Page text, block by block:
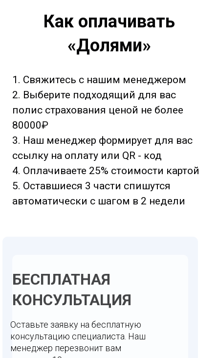
Как оплачивать
«Долями»
1. Свяжитесь с нашим менеджером
2. Выберите подходящий для вас
полис страхования ценой не более
80000₽
3. Наш менеджер формирует для вас
ссылку на оплату или QR - код
4. Оплачиваете 25% стоимости картой
5. Оставшиеся 3 части спишутся
автоматически с шагом в 2 недели
Оставьте заявку на бесплатную
консультацию специалиста. Наш
менеджер перезвонит вам
БЕСПЛАТНАЯ
КОНСУЛЬТАЦИЯ